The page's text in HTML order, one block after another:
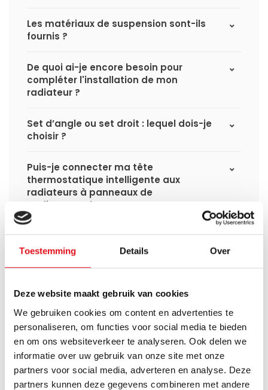
Toestemming Details Over
Deze website maakt gebruik van cookies
We gebruiken cookies om content en advertenties te
personaliseren, om functies voor social media te bieden
en om ons websiteverkeer te analyseren. Ook delen we
informatie over uw gebruik van onze site met onze
partners voor social media, adverteren en analyse. Deze
partners kunnen deze gegevens combineren met andere
Les matériaux de suspension sont-ils
fournis ?
De quoi ai-je encore besoin pour
compléter l'installation de mon
radiateur ?
Set d’angle ou set droit : lequel dois-je
choisir ?
Puis-je connecter ma tête
thermostatique intelligente aux
radiateurs à panneaux de
Radiator‑Outlet ?
Comment calculer la capacité
nécessaire pour ma pièce ?
radiateur à panneaux et quand le
J'ai une installation de pompe à chaleur
(hybride), puis-je utiliser tous les
radiateurs du site ?